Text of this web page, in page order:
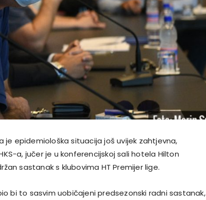
je epidemiološka situacija još uvijek zahtjevna,
a, jučer je u konferencijskoj sali hotela Hilton
sastanak s klubovima HT Premijer lige.
bi to sasvim uobičajeni predsezonski radni sastanak,